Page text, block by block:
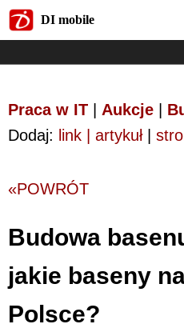
DI mobile
Praca w IT Aukcje
Dodaj: link | artykuł|
«POWRÓT
Budowa
jakie baseny
Polsce?
DI mobile